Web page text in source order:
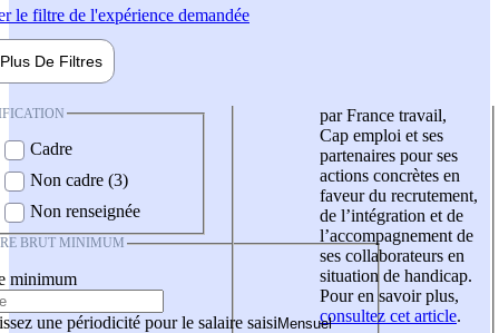
le filtre de l'expérience demandée
Plus De Filtres
Cadre
Non cadre (3)
Non renseignée
BRUT MINIMUM
minimum
une périodicité pour le salaire saisi
par France travail,
Cap emploi et ses
partenaires pour ses
actions concrètes en
faveur du recrutement,
de l’intégration et de
l’accompagnement de
ses collaborateurs en
situation de handicap.
Pour en savoir plus,
consultez cet article.